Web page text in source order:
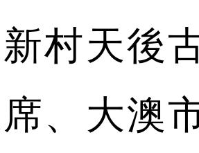
天後古
、大澳